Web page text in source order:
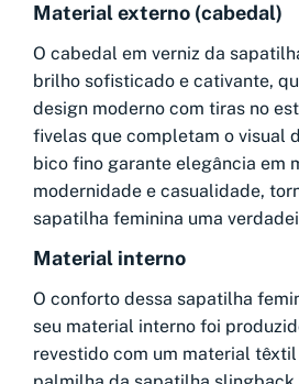
Material externo (cabedal)
O cabedal em verniz da
brilho sofisticado e cativante,
design moderno com tiras no
fivelas que completam o visual
bico fino garante elegância em
modernidade e casualidade,
sapatilha feminina uma
Material interno
O conforto dessa sapatilha
seu material interno foi
revestido com um material